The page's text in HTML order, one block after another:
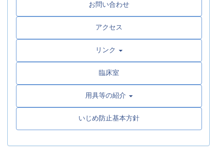
お問い合わせ
アクセス
リンク
臨床室
用具等の紹介
いじめ防止基本方針